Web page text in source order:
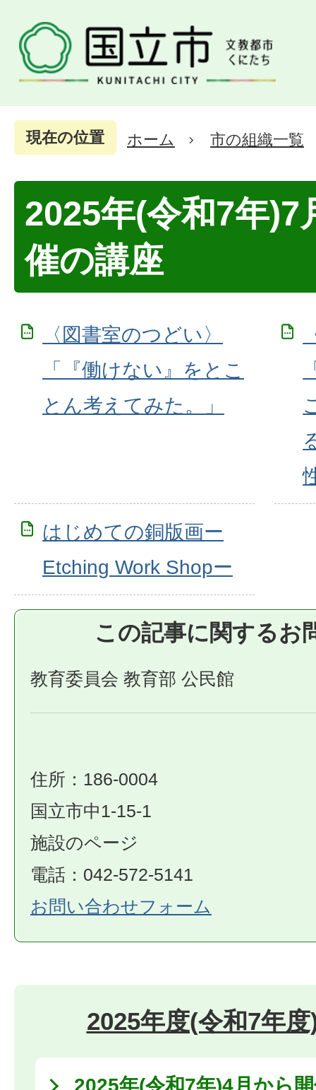
現在の位置 ホーム 市の組織一覧
2025年(令和7年)7
催の講座
〈図書室のつどい〉
「『働けない』をとこ
とん考えてみた。」
はじめての銅版画ー
Etching Work Shopー
この記事に関するお
教育委員会 教育部 公民館
住所：186-0004
国立市中1-15-1
施設のページ
電話：042-572-5141
お問い合わせフォーム
2025年度(令和7年